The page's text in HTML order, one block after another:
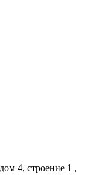
4, строение 1 ,